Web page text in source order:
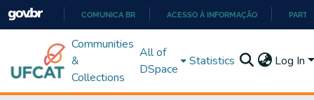
PARA
O
COMUNICA BR ACESSO À INFORMAÇÃO
Communities
&
Collections
All of
DSpace
Statistics Log In